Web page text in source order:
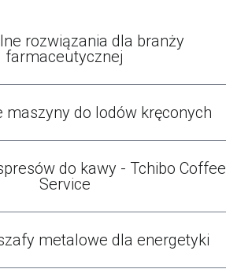
rozwiązania dla branży
farmaceutycznej
maszyny do lodów kręconych
do kawy - Tchibo Coffee
Service
metalowe dla energetyki